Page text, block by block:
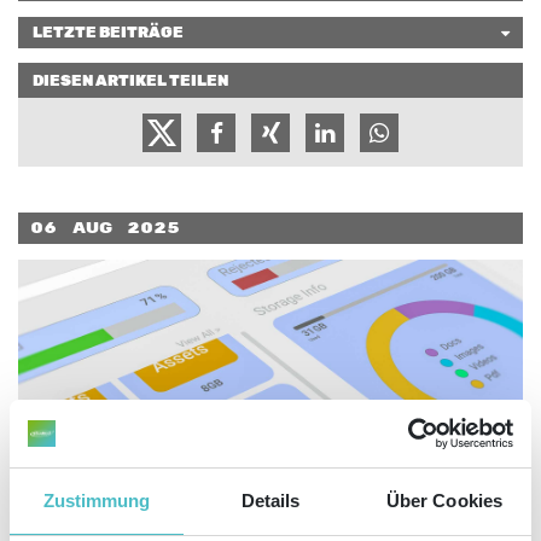
Zustimmung Details Über Cookies
LETZTE BEITRÄGE
DIESEN ARTIKEL TEILEN
06 Aug 2025
Egal ob Product Information Management (PIM), Media Asset